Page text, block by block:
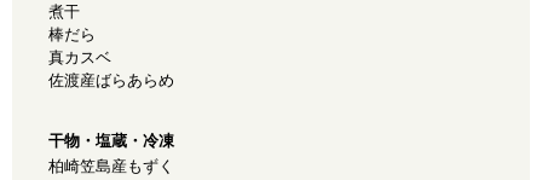
煮干
棒だら
真カスベ
佐渡産ばらあらめ
干物・塩蔵・冷凍
柏崎笠島産もずく